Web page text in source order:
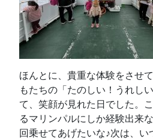
ほんとに、貴重な体験をさせ
もたちの「たのしい！うれし
て、笑顔が見れた日でした。
るマリンパルにしか経験出来
回乗せてあげたいな♪次は、い